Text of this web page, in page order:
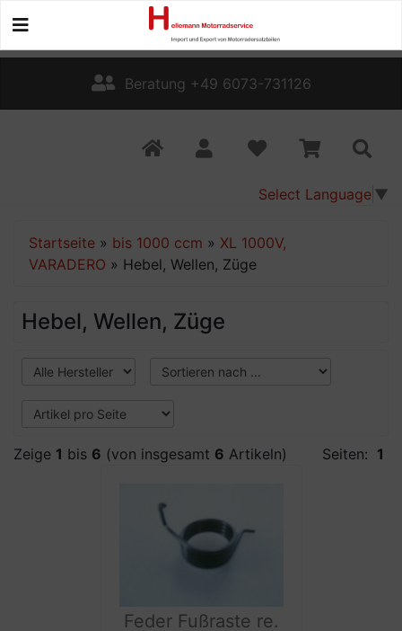
Beratung +49 6073-731126
Select Language ▼
Startseite » bis 1000 ccm » XL 1000V,
VARADERO » Hebel, Wellen, Züge
Hebel, Wellen, Züge
Zeige 1 bis 6 (von insgesamt 6 Artikeln) Seiten: 1
Feder Fußraste re.